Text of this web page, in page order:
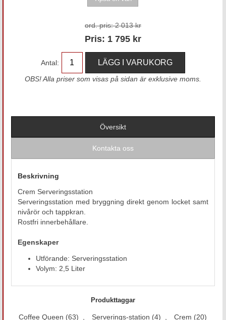
ord. pris: 2 013 kr
Pris: 1 795 kr
Antal:
OBS! Alla priser som visas på sidan är exklusive moms.
Översikt
Kontakta oss
Beskrivning
Crem Serveringsstation
Serveringsstation med bryggning direkt genom locket samt
nivårör och tappkran.
Rostfri innerbehållare.
Egenskaper
Utförande: Serveringsstation
Volym: 2,5 Liter
Produkttaggar
Coffee Queen (63) Serverings-station (4) Crem (20)